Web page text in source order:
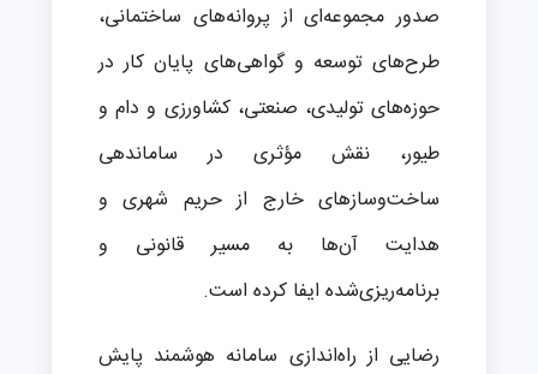
صدور مجموعه‌ای از پروانه‌های ساختمانی،
طرح‌های توسعه و گواهی‌های پایان کار در
حوزه‌های تولیدی، صنعتی، کشاورزی و دام و
طیور، نقش مؤثری در ساماندهی
ساخت‌وسازهای خارج از حریم شهری و
هدایت آن‌ها به مسیر قانونی و
برنامه‌ریزی‌شده ایفا کرده است.
رضایی از راه‌اندازی سامانه هوشمند پایش